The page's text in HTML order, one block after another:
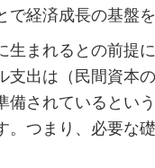
経済成長の基盤を
まれるとの前提
出は（民間資本
されているとい
。つまり、必要な